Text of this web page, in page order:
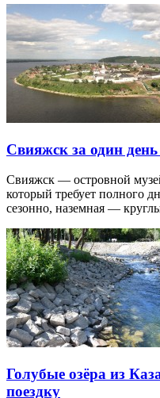
Свияжск за один
Свияжск — островной
который требует полного
сезонно, наземная —
Голубые озёра из
поездку